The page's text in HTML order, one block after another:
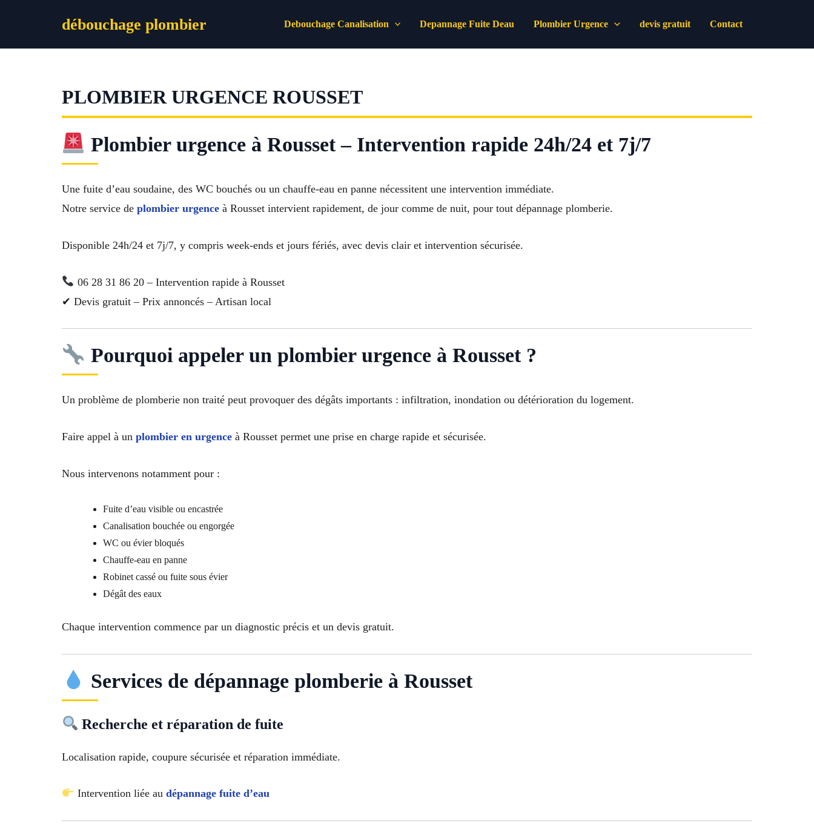
débouchage plombier Debouchage Canalisation Depannage Fuite Deau Plombier Urgence devis gratuit Contact
PLOMBIER URGENCE ROUSSET
Plombier urgence à Rousset – Intervention rapide 24h/24 et 7j/7
Une fuite d’eau soudaine, des WC bouchés ou un chauffe-eau en panne nécessitent une intervention immédiate.
Notre service de plombier urgence à Rousset intervient rapidement, de jour comme de nuit, pour tout dépannage plomberie.
Disponible 24h/24 et 7j/7, y compris week-ends et jours fériés, avec devis clair et intervention sécurisée.
06 28 31 86 20 – Intervention rapide à Rousset
✔ Devis gratuit – Prix annoncés – Artisan local
Pourquoi appeler un plombier urgence à Rousset ?
Un problème de plomberie non traité peut provoquer des dégâts importants : infiltration, inondation ou détérioration du logement.
Faire appel à un plombier en urgence à Rousset permet une prise en charge rapide et sécurisée.
Nous intervenons notamment pour :
Fuite d’eau visible ou encastrée
Canalisation bouchée ou engorgée
WC ou évier bloqués
Chauffe-eau en panne
Robinet cassé ou fuite sous évier
Dégât des eaux
Chaque intervention commence par un diagnostic précis et un devis gratuit.
Services de dépannage plomberie à Rousset
Recherche et réparation de fuite
Localisation rapide, coupure sécurisée et réparation immédiate.
Intervention liée au dépannage fuite d’eau